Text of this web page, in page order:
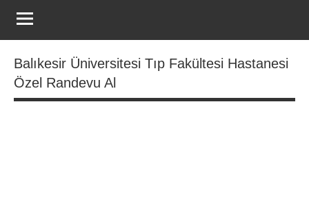
Balıkesir Üniversitesi Tıp Fakültesi Hastanesi
Özel Randevu Al